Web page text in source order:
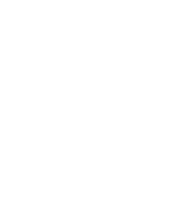
קשוחות מבחינתי